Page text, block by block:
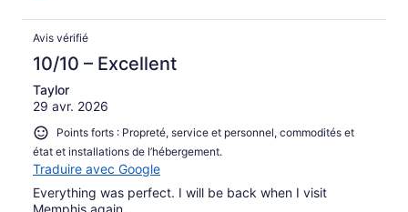
Avis vérifié
10/10 – Excellent
Taylor
29 avr. 2026
Points forts : Propreté, service et personnel, commodités et
état et installations de l’hébergement.
Traduire avec Google
Everything was perfect. I will be back when I visit
Memphis again.